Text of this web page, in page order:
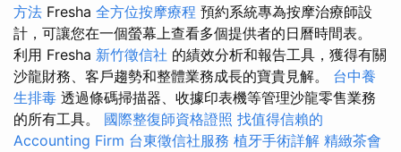
方法 Fresha 全方位按摩療程 預約系統專為按摩治療師設
計，可讓您在一個螢幕上查看多個提供者的日曆時間表。
利用 Fresha 新竹徵信社 的績效分析和報告工具，獲得有關
沙龍財務、客戶趨勢和整體業務成長的寶貴見解。 台中養
生排毒 透過條碼掃描器、收據印表機等管理沙龍零售業務
的所有工具。 國際整復師資格證照 找值得信賴的
Accounting Firm 台東徵信社服務 植牙手術詳解 精緻茶會